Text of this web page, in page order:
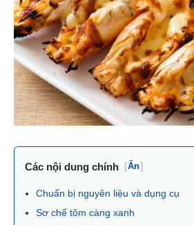
Các nội dung chính [Ẩn]
Chuẩn bị nguyên liệu và dụng cụ
Sơ chế tôm càng xanh